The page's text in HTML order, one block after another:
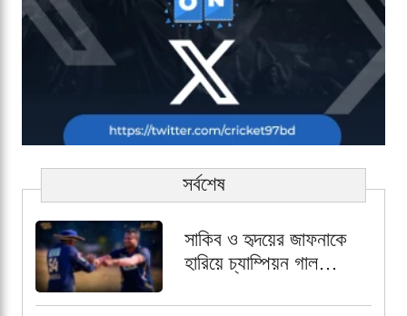
সর্বশেষ
সাকিব ও হৃদয়ের জাফনাকে
হারিয়ে চ্যাম্পিয়ন গাল